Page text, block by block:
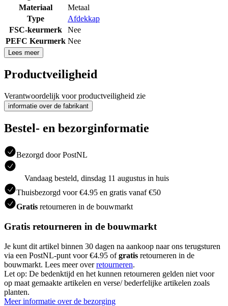
Materiaal
Metaal
Type
Afdekkap
FSC-keurmerk
Nee
PEFC Keurmerk Nee
Lees meer
Productveiligheid
Verantwoordelijk voor productveiligheid zie
informatie over de fabrikant
Bestel- en bezorginformatie
Bezorgd door PostNL
Vandaag besteld, dinsdag 11 augustus in huis
Thuisbezorgd voor €4.95 en gratis vanaf €50
Gratis retourneren in de bouwmarkt
Gratis retourneren in de bouwmarkt
Je kunt dit artikel binnen 30 dagen na aankoop naar ons terugsturen
via een PostNL-punt voor €4.95 ofgratis retourneren in de
bouwmarkt. Lees meer overretourneren.
Let op: De bedenktijd en het kunnen retourneren gelden niet voor
op maat gemaakte artikelen en verse/ bederfelijke artikelen zoals
planten.
Meer informatie over de bezorging